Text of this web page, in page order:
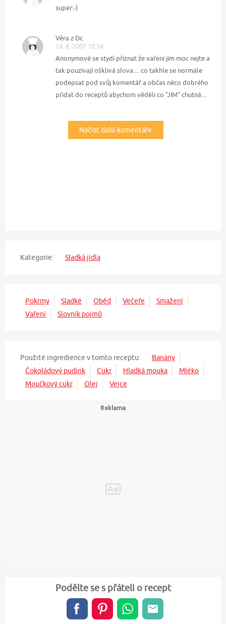
super:-)
Věra z Dc
24. 8. 2007 12:54
Anonymové se stydí přiznat že vaření jim moc nejte a
tak pouzívají ošklivá slova.... co takhle se normále
podepsat pod svůj komentář a občas něco dobrého
přidat do receptů abychom věděli co "JIM" chutná....
Načíst další komentáře
Kategorie: Sladká jídla
Pokrmy Sladké Oběd Večeře
Smažení
Vaření
Slovník pojmů
Použité ingredience v tomto receptu:
Banány
Čokoládový pudink
Cukr Hladká mouka
Mléko
Moučkový cukr
Olej Vejce
Podělte se s přáteli o recept